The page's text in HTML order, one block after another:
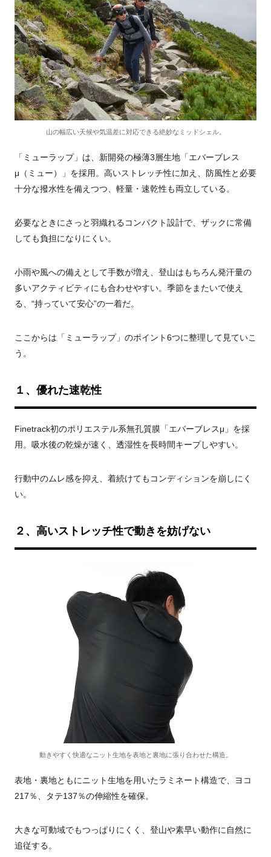
山の幅広い天候や気温差に対応できる絶妙なミッドシェル。
「ミューラップ」は、新開発の極薄3層生地「エバーブレス
μ（ミュー）」を採用。高いストレッチ性に加え、防風性と必要
十分な撥水性を備えつつ、軽量・速乾性も両立している。
必要なときにさっと羽織れるコンパクト設計で、ザックに常備
しても負担になりにくい。
小雨や風への備えとして手数が増え、登山はもちろん発汗量の
多いアクティビティにも合わせやすい。季節をまたいで使え
る、“持っていて安心”の一着だ。
ここからは「ミューラップ」のポイント6つに整理して見ていこ
う。
１、優れた速乾性
Finetrack初のポリエステル系無孔質膜「エバーブレスμ」を採
用。吸水後の乾燥が速く、透湿性を長時間キープしやすい。
行動中のムレ感を抑え、着続けてもコンディションを崩しにく
い。
２、高いストレッチ性で動きを妨げない
動きやすく快適なニット生地を表地と裏地に張り合わせた構造。
表地・裏地ともにニット生地を用いたラミネート構造で、ヨコ
217％、タテ137％の伸縮性を確保。
大きな可動域でもつっぱりにくく、登山や素早い動作に自然に
追従する。